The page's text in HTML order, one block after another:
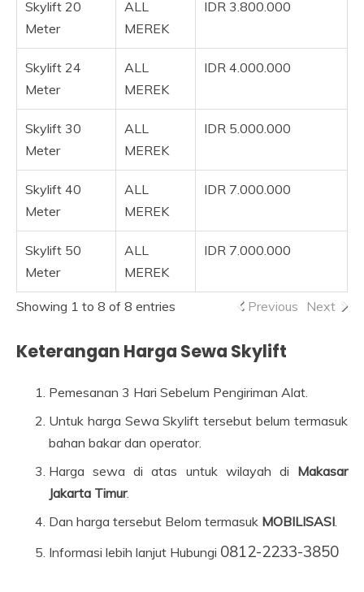
Skylift 20
Meter
ALL
MEREK
IDR 3.800.000
Skylift 24
Meter
ALL
MEREK
IDR 4.000.000
Skylift 30
Meter
ALL
MEREK
IDR 5.000.000
Skylift 40
Meter
ALL
MEREK
IDR 7.000.000
Skylift 50
Meter
ALL
MEREK
IDR 7.000.000
Showing 1 to 8 of 8 entries Previous Next
Keterangan Harga Sewa Skylift
Pemesanan 3 Hari Sebelum Pengiriman Alat.
Untuk harga Sewa Skylift tersebut belum termasuk
bahan bakar dan operator.
Harga sewa di atas untuk wilayah di Makasar
Jakarta Timur.
Dan harga tersebut Belom termasuk MOBILISASI.
Informasi lebih lanjut Hubungi 0812-2233-3850